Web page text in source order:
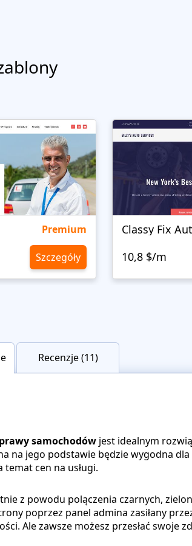
Premium
Szczegóły
Classy Fix
10,8 $/m
Recenzje (11)
samochodów jest idealnym
na jego podstawie będzie wygodna
cen na usługi.
z powodu polączenia czarnych,
poprzez panel admina zasiłany
Ale zawsze możesz przesłać